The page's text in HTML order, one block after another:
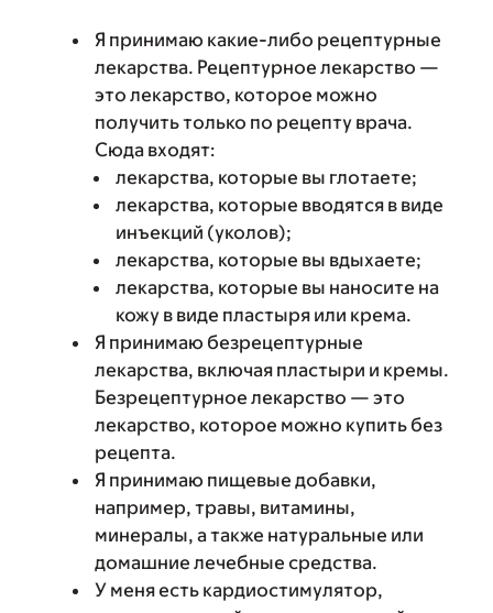
Я принимаю какие-либо рецептурные
лекарства. Рецептурное лекарство —
это лекарство, которое можно
получить только по рецепту врача.
Сюда входят:
лекарства, которые вы глотаете;
лекарства, которые вводятся в виде
инъекций (уколов);
лекарства, которые вы вдыхаете;
лекарства, которые вы наносите на
кожу в виде пластыря или крема.
Я принимаю безрецептурные
лекарства, включая пластыри и кремы.
Безрецептурное лекарство — это
лекарство, которое можно купить без
рецепта.
Я принимаю пищевые добавки,
например, травы, витамины,
минералы, а также натуральные или
домашние лечебные средства.
У меня есть кардиостимулятор,